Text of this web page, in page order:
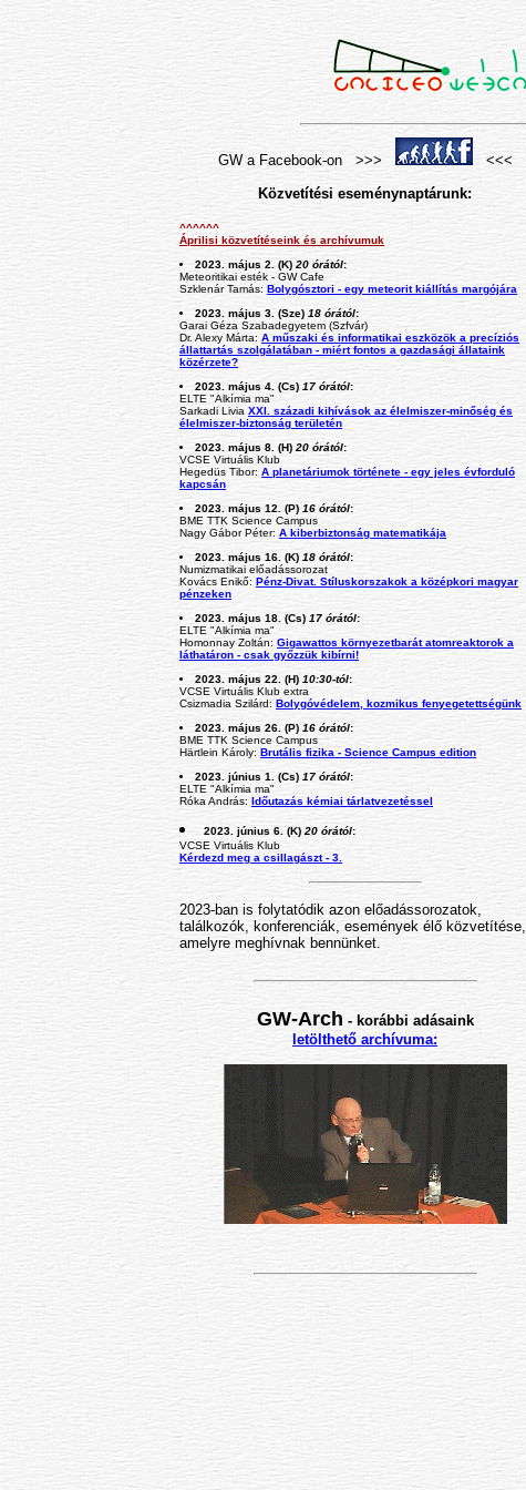
GW a Facebook-on >>>
<<<
Közvetítési eseménynaptárunk:
^^^^^^
Áprilisi közvetítéseink és archívumuk
2023. május 2. (K) 20 órától:
Meteoritikai esték - GW Cafe
Szklenár Tamás: Bolygósztori - egy meteorit kiállítás margójára
2023. május 3. (Sze) 18 órától:
Garai Géza Szabadegyetem (Szfvár)
Dr. Alexy Márta: A műszaki és informatikai eszközök a precíziós
állattartás szolgálatában - miért fontos a gazdasági állataink
közérzete?
2023. május 4. (Cs) 17 órától:
ELTE "Alkímia ma"
Sarkadi Livia XXI. századi kihívások az élelmiszer-minőség és
élelmiszer-biztonság területén
2023. május 8. (H) 20 órától:
VCSE Virtuális Klub
Hegedüs Tibor: A planetáriumok története - egy jeles évforduló
kapcsán
2023. május 12. (P) 16 órától:
BME TTK Science Campus
Nagy Gábor Péter: A kiberbiztonság matematikája
2023. május 16. (K) 18 órától:
Numizmatikai előadássorozat
Kovács Enikő: Pénz-Divat. Stíluskorszakok a középkori magyar
pénzeken
2023. május 18. (Cs) 17 órától:
ELTE "Alkímia ma"
Homonnay Zoltán: Gigawattos környezetbarát atomreaktorok a
láthatáron - csak győzzük kibírni!
2023. május 22. (H) 10:30-tól:
VCSE Virtuális Klub extra
Csizmadia Szilárd: Bolygóvédelem, kozmikus fenyegetettségünk
2023. május 26. (P) 16 órától:
BME TTK Science Campus
Härtlein Károly: Brutális fizika - Science Campus edition
2023. június 1. (Cs) 17 órától:
ELTE "Alkímia ma"
Róka András: Időutazás kémiai tárlatvezetéssel
2023. június 6. (K) 20 órától:
VCSE Virtuális Klub
Kérdezd meg a csillagászt - 3.
2023-ban is folytatódik azon előadássorozatok,
találkozók, konferenciák, események élő közvetítése,
amelyre meghívnak bennünket.
GW-Arch - korábbi adásaink
letölthető archívuma: